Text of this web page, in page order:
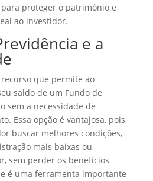
proteger o patrimônio e
ao investidor.
e a
que permite ao
saldo de um Fundo de
sem a necessidade de
Essa opção é vantajosa, pois
buscar melhores condições,
mais baixas ou
sem perder os benefícios
é uma ferramenta importante